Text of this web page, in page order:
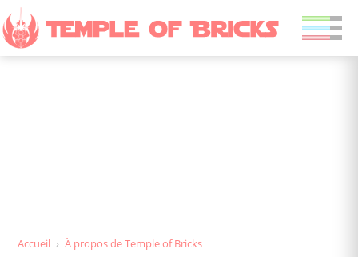
Accueil › À propos de Temple of Bricks